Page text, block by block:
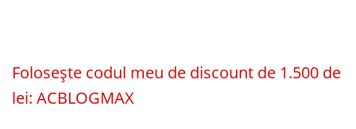
Folosește codul meu de discount de 1.500 de
lei: ACBLOGMAX